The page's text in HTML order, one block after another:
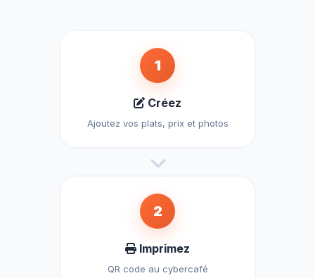
1
Créez
Ajoutez vos plats, prix et photos
2
Imprimez
QR code au cybercafé